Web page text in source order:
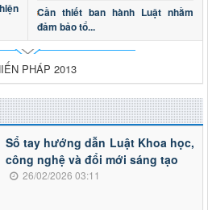
Cần thiết ban hành Luật nhằm
đảm bảo tổ...
PHÁP 2013
Sổ tay hướng dẫn Luật Khoa học,
công nghệ và đổi mới sáng tạo
26/02/2026 03:11